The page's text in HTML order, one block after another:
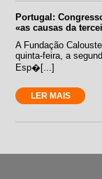
Portugal:
«as causas da
A Fundação
quinta-feira, a
Esp�[...]
LER MAIS